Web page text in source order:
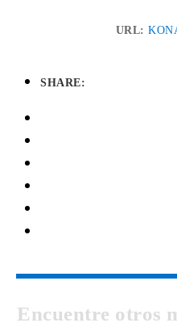
URL:
SHARE:
Encuentre otros